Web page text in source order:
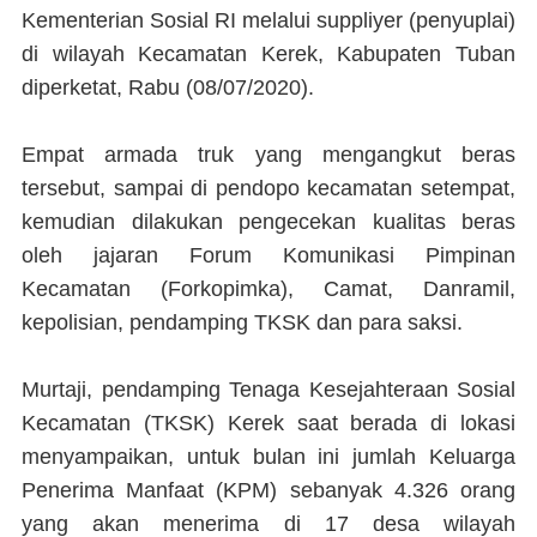
Kementerian Sosial RI melalui suppliyer (penyuplai)
di wilayah Kecamatan Kerek, Kabupaten Tuban
diperketat, Rabu (08/07/2020).
Empat armada truk yang mengangkut beras
tersebut, sampai di pendopo kecamatan setempat,
kemudian dilakukan pengecekan kualitas beras
oleh jajaran Forum Komunikasi Pimpinan
Kecamatan (Forkopimka), Camat, Danramil,
kepolisian, pendamping TKSK dan para saksi.
Murtaji, pendamping Tenaga Kesejahteraan Sosial
Kecamatan (TKSK) Kerek saat berada di lokasi
menyampaikan, untuk bulan ini jumlah Keluarga
Penerima Manfaat (KPM) sebanyak 4.326 orang
yang akan menerima di 17 desa wilayah